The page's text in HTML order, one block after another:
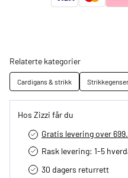
Relaterte kategorier
Cardigans & strikk
Hos Zizzi får du
Gratis levering over
Rask levering: 1-5
30 dagers returrett